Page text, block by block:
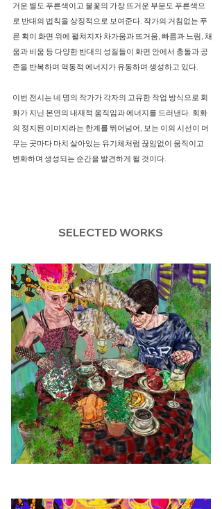
거운 별도 푸른색이고 불꽃의 가장 뜨거운 부분도 푸른색으
로 반대의 법칙을 상징적으로 보여준다. 작가의 거침없는 푸
른 획이 화면 위에 펼쳐지자 차가움과 뜨거움, 빠름과 느림, 채
움과 비움 등 다양한 반대의 성질들이 화면 안에서 충돌과 공
존을 반복하며 역동적 에너지가 유동하며 생성하고 있다.
이번 전시는 네 명의 작가가 각자의 고유한 작업 방식으로 회
화가 지닌 본연의 내재적 움직임과 에너지를 드러낸다. 회화
의 정지된 이미지라는 한계를 뛰어넘어, 보는 이의 시선이 머
무는 곳마다 마치 살아있는 유기체처럼 끊임없이 움직이고
변화하며 생성되는 순간을 발견하게 될 것이다.
SELECTED WORKS